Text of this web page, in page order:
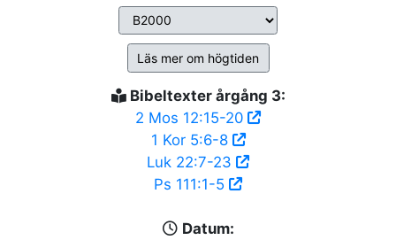
Läs mer om högtiden
Bibeltexter årgång 3:
2 Mos 12:15-20
1 Kor 5:6-8
Luk 22:7-23
Ps 111:1-5
Datum: